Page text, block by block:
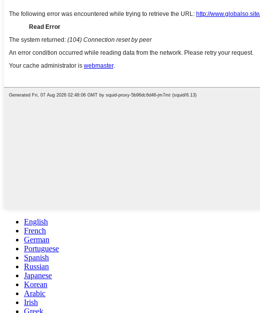
English
French
German
Portuguese
Spanish
Russian
Japanese
Korean
Arabic
Irish